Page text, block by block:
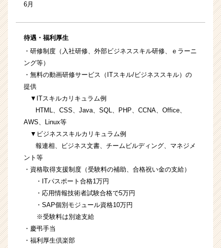
6月
待遇・福利厚生
・研修制度（入社研修、外部ビジネススキル研修、ｅラーニ
ング等）
・無料の動画研修サービス（ITスキル/ビジネススキル）の
提供
▼ITスキルカリキュラム例
HTML、CSS、Java、SQL、PHP、CCNA、Office、
AWS、Linux等
▼ビジネススキルカリキュラム例
報連相、ビジネス文書、チームビルディング、マネジメ
ント等
・資格取得支援制度（受験料の補助、合格祝い金の支給）
・ITパスポート合格1万円
・応用情報技術者試験合格で5万円
・SAP個別モジュール資格10万円
※受験料は別途支給
・慶弔手当
・福利厚生倶楽部